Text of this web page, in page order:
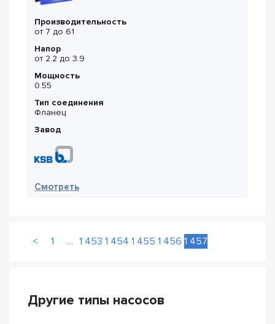
Производительность
от 7 до 61
Напор
от 2.2 до 3.9
Мощность
0.55
Тип соединения
Фланец
Завод
Смотреть— KSB ETN 080-065-125/0,55 (арт.
< 1 … 1 453 1 454 1 455 1 456 1 457
Другие типы насосов